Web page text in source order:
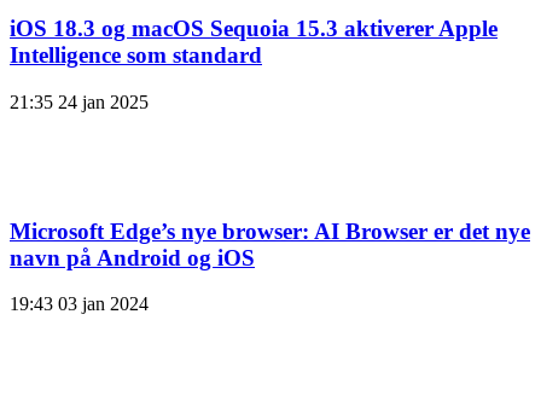
iOS 18.3 og macOS Sequoia 15.3 aktiverer Apple
Intelligence som standard
21:35 24 jan 2025
Microsoft Edge’s nye browser: AI Browser er det nye
navn på Android og iOS
19:43 03 jan 2024